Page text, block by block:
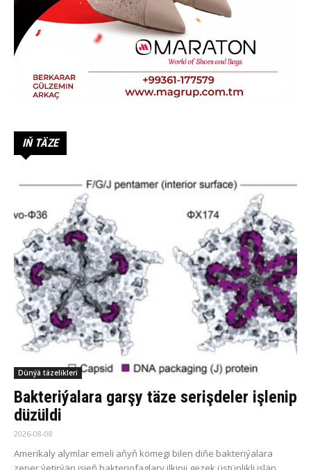
IŇ TÄZE
Dünýä täzelikleri
Bakteriýalara garşy täze serişdeler işlenip
düzüldi
2026-08-08
Amerikaly alymlar emeli aňyň kömegi bilen diňe bakteriýalara